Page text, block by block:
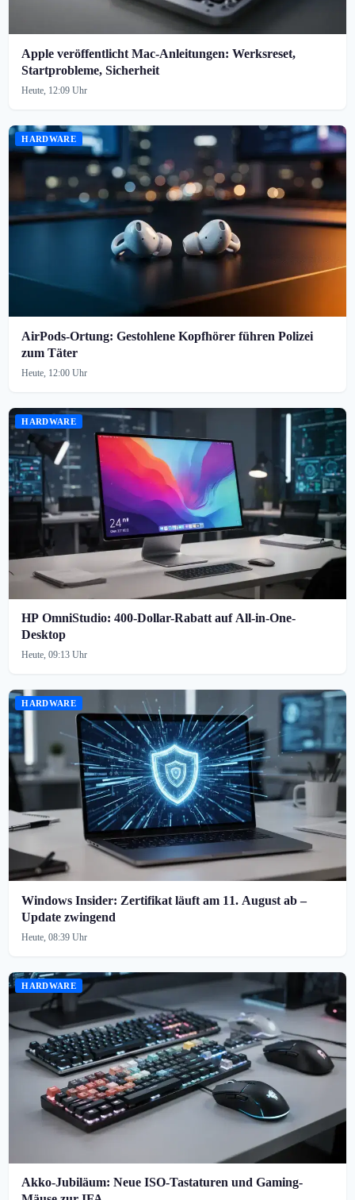
Apple veröffentlicht Mac-Anleitungen: Werksreset,
Startprobleme, Sicherheit
Heute, 12:09 Uhr
HARDWARE
AirPods-Ortung: Gestohlene Kopfhörer führen Polizei
zum Täter
Heute, 12:00 Uhr
HARDWARE
HP OmniStudio: 400-Dollar-Rabatt auf All-in-One-
Desktop
Heute, 09:13 Uhr
HARDWARE
Windows Insider: Zertifikat läuft am 11. August ab –
Update zwingend
Heute, 08:39 Uhr
HARDWARE
Akko-Jubiläum: Neue ISO-Tastaturen und Gaming-